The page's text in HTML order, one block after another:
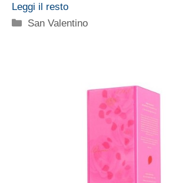
Leggi il resto
Categorie
San Valentino